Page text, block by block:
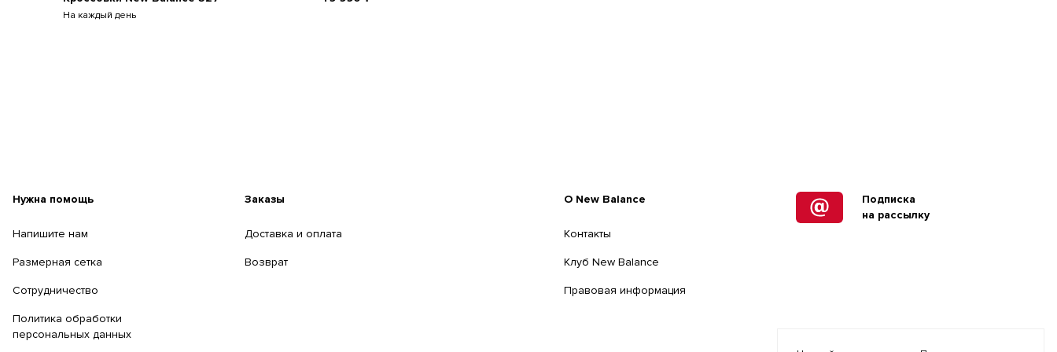
На каждый день
Нужна помощь
Напишите нам
Размерная сетка
Сотрудничество
Политика обработки
персональных данных
Заказы
Доставка и оплата
Возврат
O New Balance
Контакты
Клуб New Balance
Правовая информация
Подписка
на рассылку